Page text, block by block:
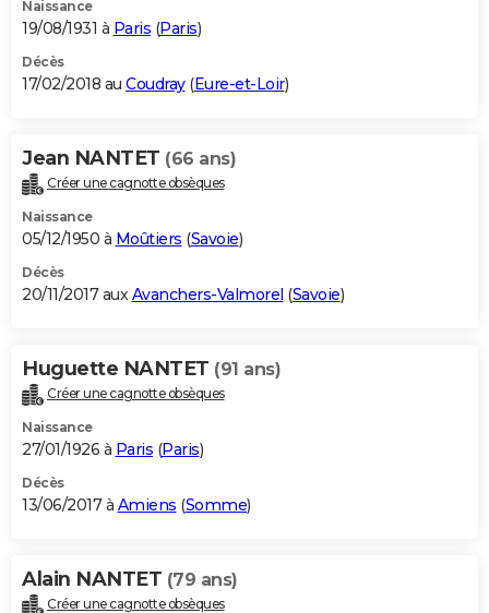
Naissance
19/08/1931 à Paris (Paris)
Décès
17/02/2018 au Coudray(Eure-et-Loir)
Jean NANTET (66 ans)
Créer une cagnotte obsèques
Naissance
05/12/1950 à Moûtiers (Savoie)
Décès
20/11/2017 auxAvanchers-Valmorel (Savoie)
Huguette NANTET (91 ans)
Créer une cagnotte obsèques
Naissance
27/01/1926 à Paris (Paris)
Décès
13/06/2017 à Amiens (Somme)
Alain NANTET (79 ans)
Créer une cagnotte obsèques